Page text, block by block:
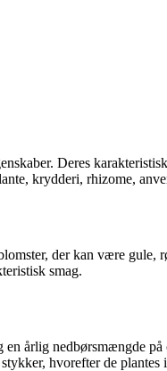
Deres
krydderi, rhizome,
der kan være gule,
smag.
årlig nedbørsmængde
hvorefter de plantes